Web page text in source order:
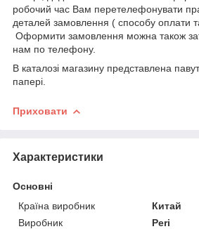
робочий час Вам перетелефонувати
деталей замовлення ( способу оплати
Оформити замовлення можна також
нам по телефону.
В каталозі магазину представлена
папері.
Приховати
Характеристики
Основні
Країна виробник
Китай
Виробник
Peri